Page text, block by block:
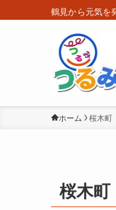
鶴見から元気を
ホーム 桜木町
桜木町